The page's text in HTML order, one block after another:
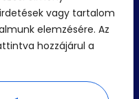
vagy tartalom
elemzésére. Az
hozzájárul a